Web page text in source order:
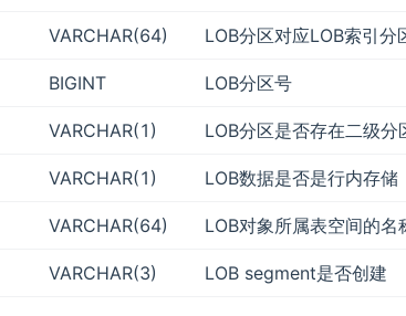
VARCHAR(64) LOB分区对应LOB索引分
BIGINT LOB分区号
VARCHAR(1) LOB分区是否存在二级分
VARCHAR(1) LOB数据是否是行内存储
VARCHAR(64) LOB对象所属表空间的名
VARCHAR(3) LOB segment是否创建